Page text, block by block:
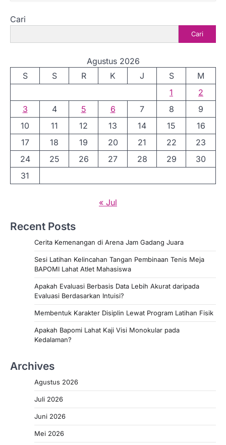
Cari
Cari
Agustus 2026
S
S R K J S
M
1
2
3
4 5 6 7 8
9
10
11 12 13 14 15
16
17
18 19 20 21 22
23
24
25 26 27 28 29
30
31
« Jul
Recent Posts
Cerita Kemenangan di Arena Jam Gadang Juara
Sesi Latihan Kelincahan Tangan Pembinaan Tenis Meja
BAPOMI Lahat Atlet Mahasiswa
Apakah Evaluasi Berbasis Data Lebih Akurat daripada
Evaluasi Berdasarkan Intuisi?
Membentuk Karakter Disiplin Lewat Program Latihan Fisik
Apakah Bapomi Lahat Kaji Visi Monokular pada
Kedalaman?
Archives
Agustus 2026
Juli 2026
Juni 2026
Mei 2026